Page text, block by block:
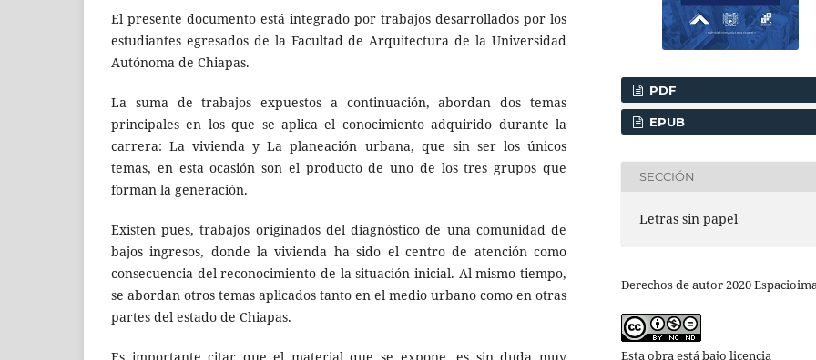
El presente documento está integrado por trabajos desarrollados por los
estudiantes egresados de la Facultad de Arquitectura de la Universidad
Autónoma de Chiapas.
La suma de trabajos expuestos a continuación, abordan dos temas
principales en los que se aplica el conocimiento adquirido durante la
carrera: La vivienda y La planeación urbana, que sin ser los únicos
temas, en esta ocasión son el producto de uno de los tres grupos que
forman la generación.
Existen pues, trabajos originados del diagnóstico de una comunidad de
bajos ingresos, donde la vivienda ha sido el centro de atención como
consecuencia del reconocimiento de la situación inicial. Al mismo tiempo,
se abordan otros temas aplicados tanto en el medio urbano como en otras
partes del estado de Chiapas.
PDF
EPUB
SECCIÓN
Letras sin papel
Derechos de autor 2020
Esta obra está bajo licencia